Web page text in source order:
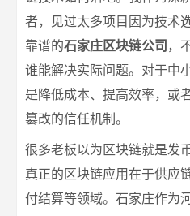
者，见过太多项目因为技术
靠谱的石家庄区块链公司 ，
谁能解决实际问题。对于中
是降低成本、提高效率，或
篡改的信任机制。
很多老板以为区块链就是发
真正的区块链应用在于供应
付结算等领域。石家庄作为